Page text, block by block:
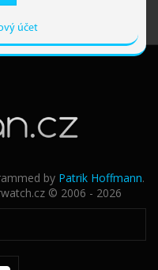
účet
by Patrik Hoffmann.
© 2006 - 2026